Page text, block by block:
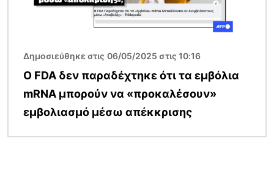
Δημοσιεύθηκε στις 06/05/2025 στις 10:16
Ο FDA δεν παραδέχτηκε ότι τα εμβόλια
mRNA μπορούν να «προκαλέσουν»
εμβολιασμό μέσω απέκκρισης